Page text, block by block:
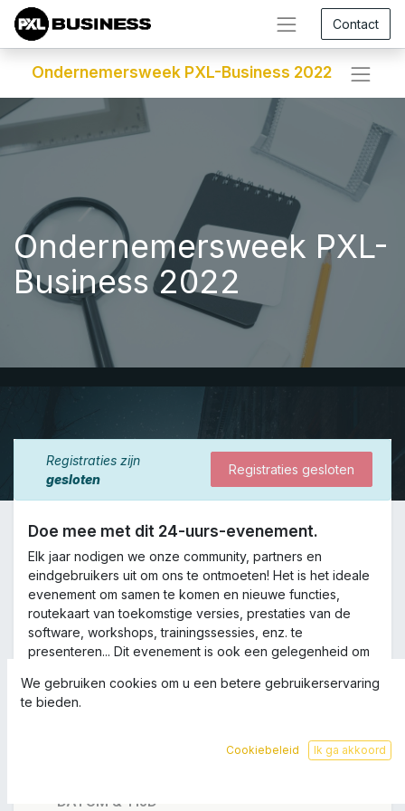
Contact
Ondernemersweek PXL-Business 2022
Ondernemersweek PXL-
Business 2022
Registraties zijn
gesloten
Registraties gesloten
Doe mee met dit 24-uurs-evenement.
Elk jaar nodigen we onze community, partners en
eindgebruikers uit om ons te ontmoeten! Het is het ideale
evenement om samen te komen en nieuwe functies,
routekaart van toekomstige versies, prestaties van de
software, workshops, trainingssessies, enz. te
presenteren... Dit evenement is ook een gelegenheid om
onze partners onder de aandacht te brengen. Wees erbij
en zie direct vanaf de bron de features van de nieuwe
DATUM & TIJD
We gebruiken cookies om u een betere gebruikerservaring
te bieden.
Cookiebeleid Ik ga akkoord